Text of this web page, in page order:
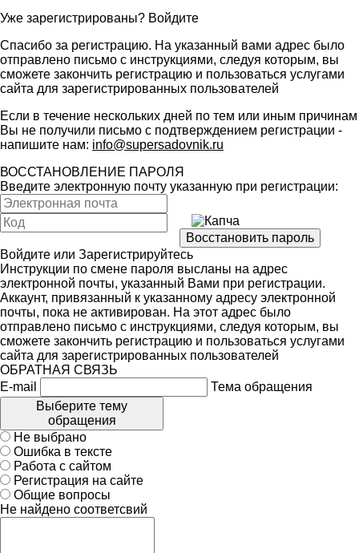
Уже зарегистрированы? Войдите
Спасибо за регистрацию. На указанный вами адрес было
отправлено письмо с инструкциями, следуя которым, вы
сможете закончить регистрацию и пользоваться услугами
сайта для зарегистрированных пользователей
Если в течение нескольких дней по тем или иным причинам
Вы не получили письмо с подтверждением регистрации -
напишите нам: info@supersadovnik.ru
ВОССТАНОВЛЕНИЕ ПАРОЛЯ
Введите электронную почту указанную при регистрации:
Войдите или Зарегистрируйтесь
Инструкции по смене пароля высланы на адрес
электронной почты, указанный Вами при регистрации.
Аккаунт, привязанный к указанному адресу электронной
почты, пока не активирован. На этот адрес было
отправлено письмо с инструкциями, следуя которым, вы
сможете закончить регистрацию и пользоваться услугами
сайта для зарегистрированных пользователей
ОБРАТНАЯ СВЯЗЬ
E-mail
Тема обращения
Выберите тему
обращения
Не выбрано
Ошибка в тексте
Работа с сайтом
Регистрация на сайте
Общие вопросы
Не найдено соответсвий